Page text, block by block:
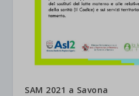
SAM 2021 a Savona